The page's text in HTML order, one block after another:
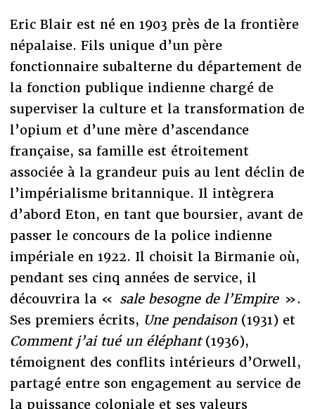
Eric Blair est né en 1903 près de la frontière
népalaise. Fils unique d’un père
fonctionnaire subalterne du département de
la fonction publique indienne chargé de
superviser la culture et la transformation de
l’opium et d’une mère d’ascendance
française, sa famille est étroitement
associée à la grandeur puis au lent déclin de
l’impérialisme britannique. Il intègrera
d’abord Eton, en tant que boursier, avant de
passer le concours de la police indienne
impériale en 1922. Il choisit la Birmanie où,
pendant ses cinq années de service, il
découvrira la « sale besogne de l’Empire».
Ses premiers écrits, Une pendaison(1931) et
Comment j’ai tué un éléphant(1936),
témoignent des conflits intérieurs d’Orwell,
partagé entre son engagement au service de
la puissance coloniale et ses valeurs